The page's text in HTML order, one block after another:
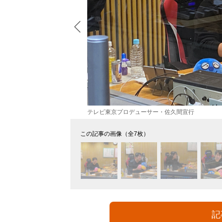
テレビ東京プロデューサー・佐久間宣行
この記事の画像（全7枚）